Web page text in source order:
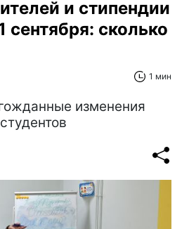
и стипендии
сентября: сколько
1 мин
изменения